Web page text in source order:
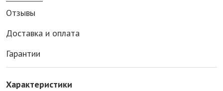
Отзывы
Доставка и оплата
Гарантии
Характеристики